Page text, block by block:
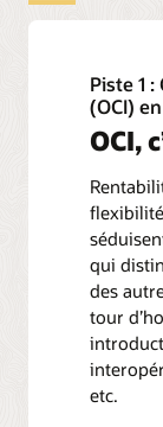
Piste 1
(OCI)
OCI,
qui
des
tour
etc.